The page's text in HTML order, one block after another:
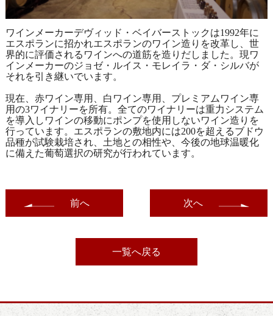
ワインメーカーデヴィッド・ベイバーストックは1992年に
エスポランに招かれエスポランのワイン造りを改革し、世
界的に評価されるワインへの道筋を造りだしました。現ワ
インメーカーのジョゼ・ルイス・モレイラ・ダ・シルバが
それを引き継いでいます。
現在、赤ワイン専用、白ワイン専用、プレミアムワイン専
用の3ワイナリーを所有。全てのワイナリーは重力システム
を導入しワインの移動にポンプを使用しないワイン造りを
行っています。エスポランの敷地内には200を超えるブドウ
品種が試験栽培され、土地との相性や、今後の地球温暖化
に備えた葡萄選択の研究が行われています。
前へ
一覧へ戻る
次へ